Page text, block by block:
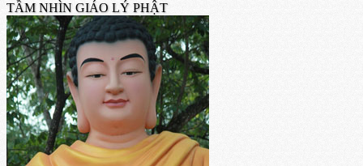
TẦM NHÌN GIÁO LÝ PHẬT